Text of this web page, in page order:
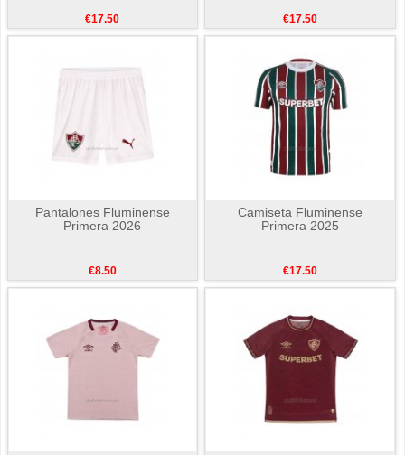
€17.50 €17.50
Pantalones Fluminense
Primera 2026
€8.50
Camiseta Fluminense
Primera 2025
€17.50